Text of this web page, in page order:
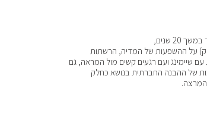
שנים,
על ההשפעות של המדיה, הרשתות
שיימינג ועם רגעים קשים מול המראה, גם
של ההבנה החברתית בנושא כחלק